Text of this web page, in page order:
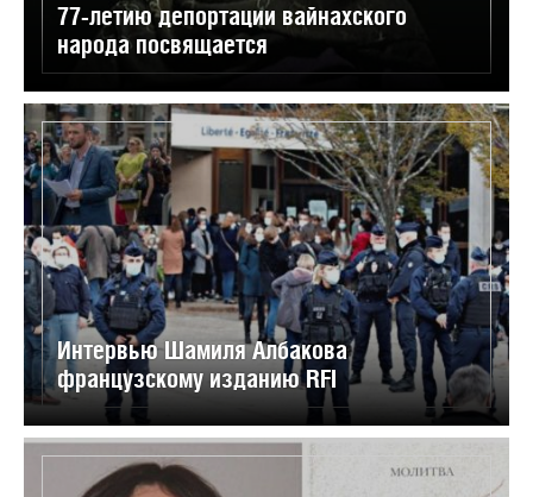
77-летию депортации вайнахского
народа посвящается
Интервью Шамиля Албакова
французскому изданию RFI